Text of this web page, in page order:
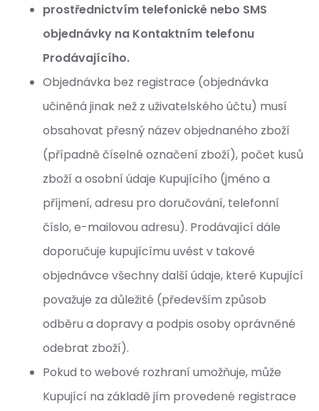
prostřednictvím telefonické nebo SMS
objednávky na Kontaktním telefonu
Prodávajícího.
Objednávka bez registrace (objednávka
učiněná jinak než z uživatelského účtu) musí
obsahovat přesný název objednaného zboží
(případně číselné označení zboží), počet kusů
zboží a osobní údaje Kupujícího (jméno a
příjmení, adresu pro doručování, telefonní
číslo, e-mailovou adresu). Prodávající dále
doporučuje kupujícímu uvést v takové
objednávce všechny další údaje, které Kupující
považuje za důležité (především způsob
odběru a dopravy a podpis osoby oprávněné
odebrat zboží).
Pokud to webové rozhraní umožňuje, může
Kupující na základě jím provedené registrace